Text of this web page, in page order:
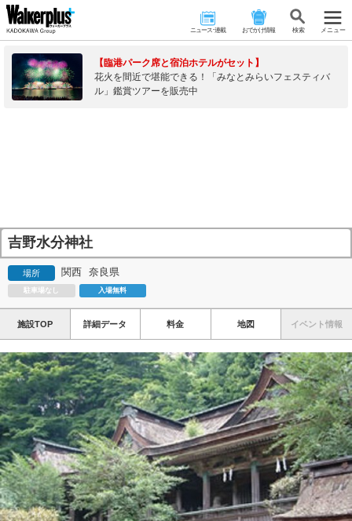
ニュース･連載 おでかけ情報 検 索 メニュー
【臨港パーク席と宿泊ホテルがセット】
花火を間近で堪能できる！「みなとみらいフェスティバ
ル」鑑賞ツアーを販売中
吉野水分神社
場所 関西 奈良県
駐車場なし 入場無料
施設TOP 詳細データ 料金 地図 イベント情報